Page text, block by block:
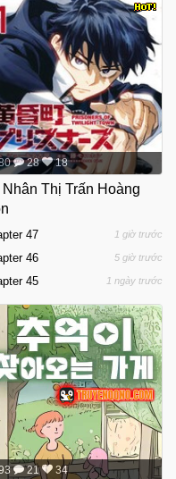
28 18
Nhân Thị Trấn Hoàng
47 1 giờ trước
46 5 giờ trước
45 1 ngày trước
21 34